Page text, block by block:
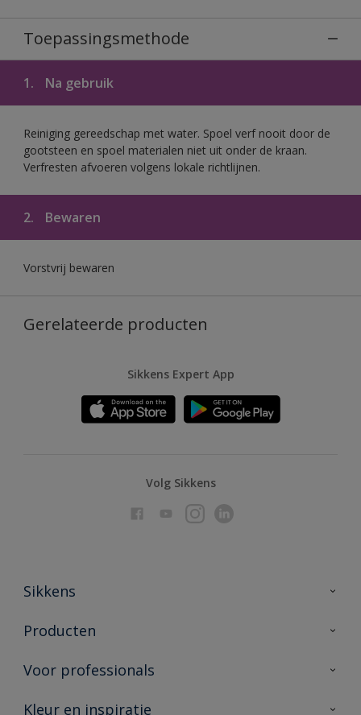
Toepassingsmethode
1. Na gebruik
Reiniging gereedschap met water. Spoel verf nooit door de
gootsteen en spoel materialen niet uit onder de kraan.
Verfresten afvoeren volgens lokale richtlijnen.
2. Bewaren
Vorstvrij bewaren
Gerelateerde producten
Sikkens Expert App
Volg Sikkens
Sikkens
Over Sikkens
Duurzaamheid
Producten
Producten voor binnen
Voor professionals
Advies & service
Kleur en inspiratie